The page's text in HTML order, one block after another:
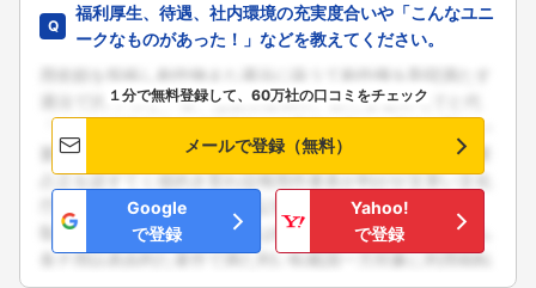
福利厚生、待遇、社内環境の充実度合いや「こんなユニ
ークなものがあった！」などを教えてください。
１分で無料登録して、60万社の口コミをチェック
メールで登録（無料）
Google
で登録
Yahoo!
で登録